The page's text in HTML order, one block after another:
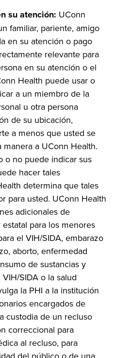
su atención: UConn
familiar, pariente, amigo
en su atención o pago
relevante para
en su atención o el
Health puede usar o
a un miembro de la
u otra persona
de su ubicación,
a menos que usted se
a UConn Health.
o no puede indicar sus
hacer tales
determina que tales
para usted. UConn Health
adicionales de
para los menores
el VIH/SIDA, embarazo
aborto, enfermedad
de sustancias y
SIDA o la salud
la PHI a la institución
encargados de
custodia de un recluso
correccional para
al recluso, para